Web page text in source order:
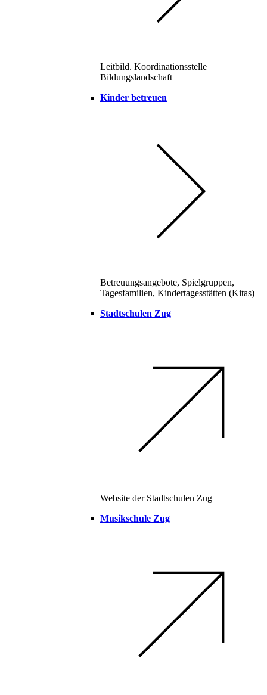
Leitbild. Koordinationsstelle
Bildungslandschaft
Kinder betreuen
Betreuungsangebote, Spielgruppen,
Tagesfamilien, Kindertagesstätten (Kitas)
Stadtschulen Zug
Website der Stadtschulen Zug
Musikschule Zug